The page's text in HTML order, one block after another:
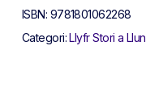
ISBN: 9781801062268
Categori:Llyfr Stori a Llun